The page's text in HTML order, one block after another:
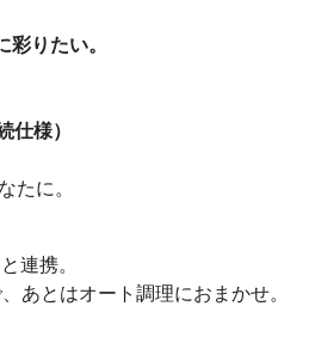
りたい。
仕様）
たに。
連携。
あとはオート調理におまかせ。